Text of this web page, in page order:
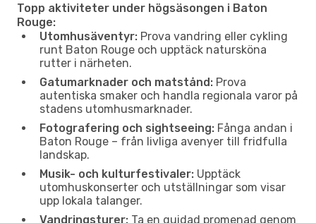
Topp aktiviteter under högsäsongen i Baton
Rouge:
Utomhusäventyr: Prova vandring eller cykling
runt Baton Rouge och upptäck natursköna
rutter i närheten.
Gatumarknader och matstånd: Prova
autentiska smaker och handla regionala varor på
stadens utomhusmarknader.
Fotografering och sightseeing: Fånga andan i
Baton Rouge – från livliga avenyer till fridfulla
landskap.
Musik- och kulturfestivaler: Upptäck
utomhuskonserter och utställningar som visar
upp lokala talanger.
Vandringsturer: Ta en guidad promenad genom